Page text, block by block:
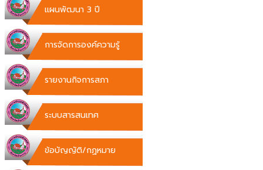
แผนพัฒนา 3 ปี
การจัดการองค์ความรู้
รายงานกิจการสภา
ระบบสารสนเทศ
ข้อบัญญัติ/กฏหมาย